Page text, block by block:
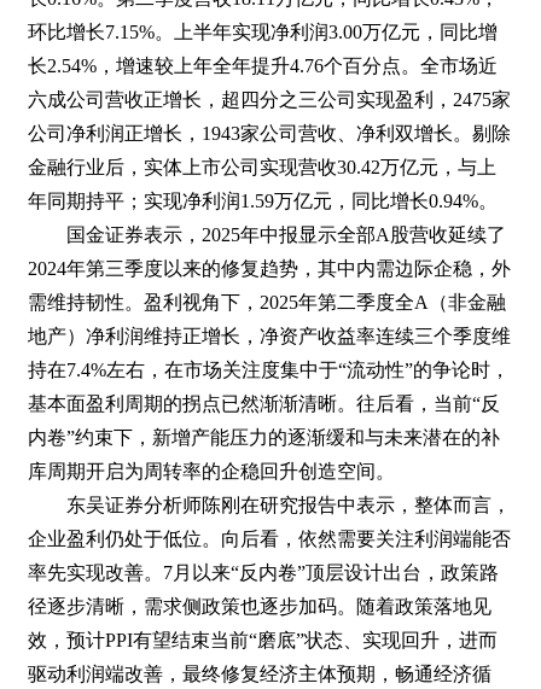
环比增长7.15%。上半年实现净利润3.00万亿元，同比增
长2.54%，增速较上年全年提升4.76个百分点。全市场近
六成公司营收正增长，超四分之三公司实现盈利，2475家
公司净利润正增长，1943家公司营收、净利双增长。剔除
金融行业后，实体上市公司实现营收30.42万亿元，与上
年同期持平；实现净利润1.59万亿元，同比增长0.94%。
国金证券表示，2025年中报显示全部A股营收延续了
2024年第三季度以来的修复趋势，其中内需边际企稳，外
需维持韧性。盈利视角下，2025年第二季度全A（非金融
地产）净利润维持正增长，净资产收益率连续三个季度维
持在7.4%左右，在市场关注度集中于“流动性”的争论时，
基本面盈利周期的拐点已然渐渐清晰。往后看，当前“反
内卷”约束下，新增产能压力的逐渐缓和与未来潜在的补
库周期开启为周转率的企稳回升创造空间。
东吴证券分析师陈刚在研究报告中表示，整体而言，
企业盈利仍处于低位。向后看，依然需要关注利润端能否
率先实现改善。7月以来“反内卷”顶层设计出台，政策路
径逐步清晰，需求侧政策也逐步加码。随着政策落地见
效，预计PPI有望结束当前“磨底”状态、实现回升，进而
驱动利润端改善，最终修复经济主体预期，畅通经济循